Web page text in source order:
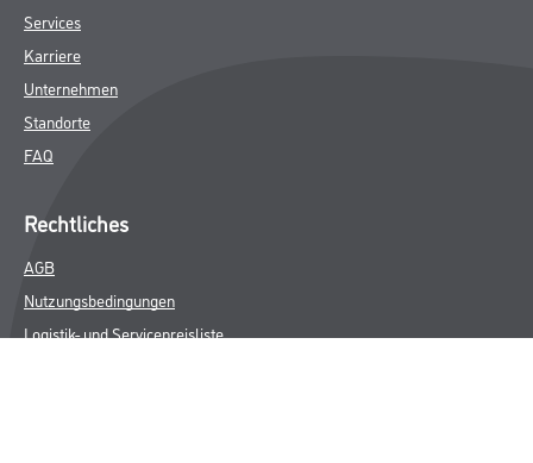
Services
Karriere
Unternehmen
Standorte
FAQ
Rechtliches
AGB
Nutzungsbedingungen
Logistik- und Servicepreisliste